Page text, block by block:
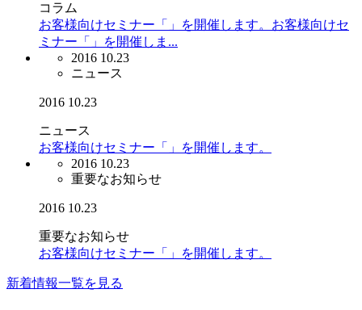
コラム
お客様向けセミナー「」を開催します。お客様向けセ
ミナー「」を開催しま...
2016 10.23
ニュース
2016 10.23
ニュース
お客様向けセミナー「」を開催します。
2016 10.23
重要なお知らせ
2016 10.23
重要なお知らせ
お客様向けセミナー「」を開催します。
新着情報一覧を見る